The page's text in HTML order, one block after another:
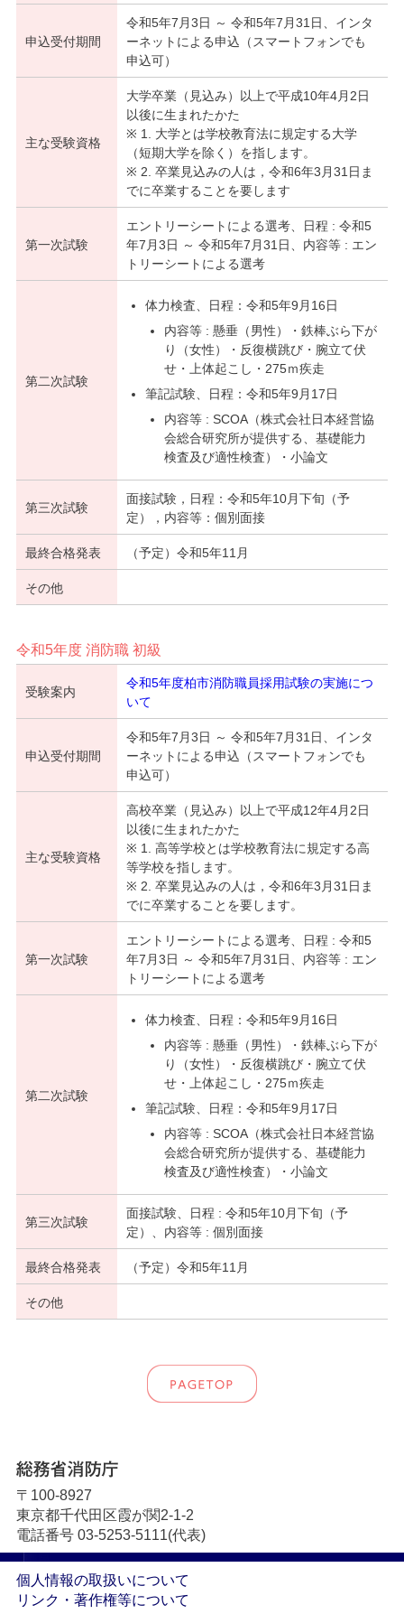
申込受付期間
令和5年7月3日 ～ 令和5年7月31日、インタ
ーネットによる申込（スマートフォンでも
申込可）
主な受験資格
大学卒業（見込み）以上で平成10年4月2日
以後に生まれたかた
※ 1. 大学とは学校教育法に規定する大学
（短期大学を除く）を指します。
※ 2. 卒業見込みの人は，令和6年3月31日ま
でに卒業することを要します
第一次試験
エントリーシートによる選考、日程 : 令和5
年7月3日 ～ 令和5年7月31日、内容等 : エン
トリーシートによる選考
第二次試験
体力検査、日程：令和5年9月16日
内容等 : 懸垂（男性）・鉄棒ぶら下が
り（女性）・反復横跳び・腕立て伏
せ・上体起こし・275ｍ疾走
筆記試験、日程：令和5年9月17日
内容等 : SCOA（株式会社日本経営協
会総合研究所が提供する、基礎能力
検査及び適性検査）・小論文
第三次試験
面接試験，日程：令和5年10月下旬（予
定），内容等：個別面接
最終合格発表 （予定）令和5年11月
その他
令和5年度 消防職 初級
受験案内
令和5年度柏市消防職員採用試験の実施につ
いて
申込受付期間
令和5年7月3日 ～ 令和5年7月31日、インタ
ーネットによる申込（スマートフォンでも
申込可）
主な受験資格
高校卒業（見込み）以上で平成12年4月2日
以後に生まれたかた
※ 1. 高等学校とは学校教育法に規定する高
等学校を指します。
※ 2. 卒業見込みの人は，令和6年3月31日ま
でに卒業することを要します。
第一次試験
エントリーシートによる選考、日程 : 令和5
年7月3日 ～ 令和5年7月31日、内容等 : エン
トリーシートによる選考
第二次試験
体力検査、日程：令和5年9月16日
内容等 : 懸垂（男性）・鉄棒ぶら下が
り（女性）・反復横跳び・腕立て伏
せ・上体起こし・275ｍ疾走
筆記試験、日程：令和5年9月17日
内容等 : SCOA（株式会社日本経営協
会総合研究所が提供する、基礎能力
検査及び適性検査）・小論文
第三次試験
面接試験、日程 : 令和5年10月下旬（予
定）、内容等 : 個別面接
最終合格発表 （予定）令和5年11月
その他
〒100-8927
東京都千代田区霞が関2-1-2
電話番号 03-5253-5111(代表)
個人情報の取扱いについて
リンク・著作権等について